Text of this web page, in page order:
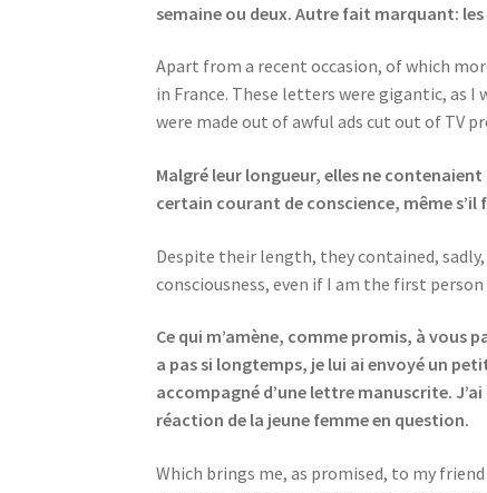
semaine ou deux. Autre fait marquant:
Apart from a recent occasion, of which
in France. These letters were gigantic, as
were made out of awful ads cut out of TV
Malgré leur longueur, elles ne
certain courant de conscience, même s’il
Despite their length, they contained,
consciousness, even if I am the first
Ce qui m’amène, comme promis, à vous
a pas si longtemps, je lui ai envoyé un
accompagné d’une lettre manuscrite.
réaction de la jeune femme en question.
Which brings me, as promised, to my